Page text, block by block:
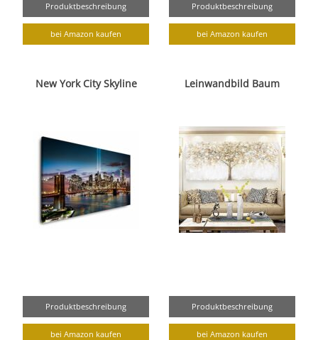
Produktbeschreibung
bei Amazon kaufen
Produktbeschreibung
bei Amazon kaufen
New York City Skyline
Produktbeschreibung
bei Amazon kaufen
Leinwandbild Baum
Produktbeschreibung
bei Amazon kaufen